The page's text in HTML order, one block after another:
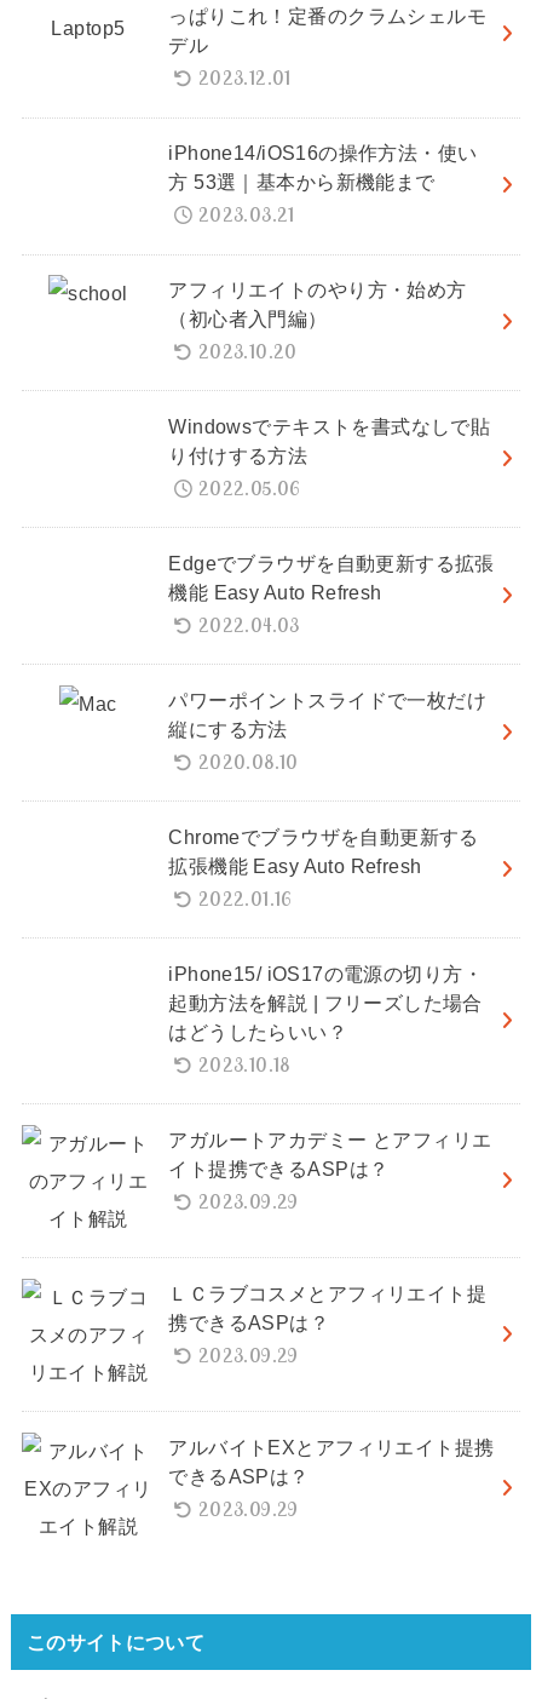
っぱりこれ！定番のクラムシェルモ
デル
2023.12.01
iPhone14/iOS16の操作方法・使い
方 53選｜基本から新機能まで
2023.03.21
アフィリエイトのやり方・始め方
（初心者入門編）
2023.10.20
Windowsでテキストを書式なしで貼
り付けする方法
2022.05.06
Edgeでブラウザを自動更新する拡張
機能 Easy Auto Refresh
2022.04.03
パワーポイントスライドで一枚だけ
縦にする方法
2020.08.10
Chromeでブラウザを自動更新する
拡張機能 Easy Auto Refresh
2022.01.16
iPhone15/ iOS17の電源の切り方・
起動方法を解説 | フリーズした場合
はどうしたらいい？
2023.10.18
アガルートアカデミー とアフィリエ
イト提携できるASPは？
2023.09.29
ＬＣラブコスメとアフィリエイト提
携できるASPは？
2023.09.29
アルバイトEXとアフィリエイト提携
できるASPは？
2023.09.29
このサイトについて